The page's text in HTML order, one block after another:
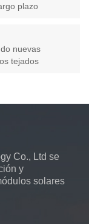
plazo
nuevas
tejados
Co., Ltd se
y
solares
ubicada en
con una